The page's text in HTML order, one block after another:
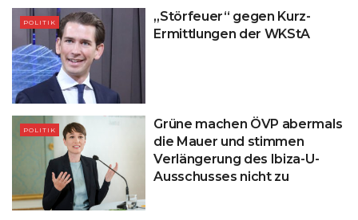
POLITIK
„Störfeuer“ gegen Kurz-
Ermittlungen der WKStA
POLITIK
Grüne machen ÖVP abermals
die Mauer und stimmen
Verlängerung des Ibiza-U-
Ausschusses nicht zu